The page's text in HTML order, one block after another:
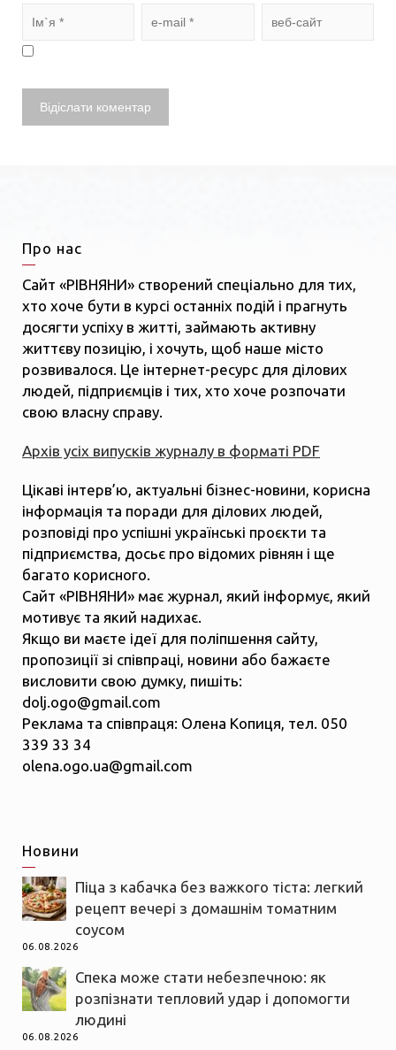
Про нас
Сайт «РІВНЯНИ» створений спеціально для тих,
хто хоче бути в курсі останніх подій і прагнуть
досягти успіху в житті, займають активну
життєву позицію, і хочуть, щоб наше місто
розвивалося. Це інтернет-ресурс для ділових
людей, підприємців і тих, хто хоче розпочати
свою власну справу.
Архів усіх випусків журналу в форматі PDF
Цікаві інтерв’ю, актуальні бізнес-новини, корисна
інформація та поради для ділових людей,
розповіді про успішні українські проєкти та
підприємства, досьє про відомих рівнян і ще
багато корисного.
Сайт «РІВНЯНИ» має журнал, який інформує, який
мотивує та який надихає.
Якщо ви маєте ідеї для поліпшення сайту,
пропозиції зі співпраці, новини або бажаєте
висловити свою думку, пишіть:
dolj.ogo@gmail.com
Реклама та співпраця: Олена Копиця, тел. 050
339 33 34
olena.ogo.ua@gmail.com
Новини
Піца з кабачка без важкого тіста: легкий
рецепт вечері з домашнім томатним
соусом
06.08.2026
Спека може стати небезпечною: як
розпізнати тепловий удар і допомогти
людині
06.08.2026